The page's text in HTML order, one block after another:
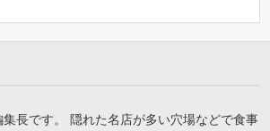
長です。 隠れた名店が多い穴場などで食事